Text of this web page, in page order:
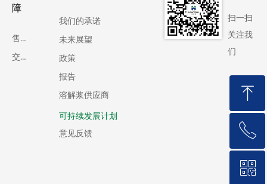
障
售后服务
交通服务
我们的承诺
未来展望
政策
报告
溶解浆供应商
可持续发展计划
意见反馈
扫一扫
关注我
们
ꁸ
回到顶部
ꂅ
0534-6130088
ꀥ